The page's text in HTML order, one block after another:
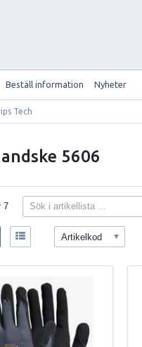
Beställ information Nyheter
Tech
5606
7
Artikelkod